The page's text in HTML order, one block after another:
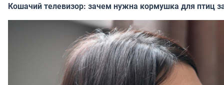
Кошачий телевизор: зачем нужна кормушка для птиц